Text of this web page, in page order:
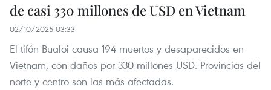
de casi 330 millones de USD en Vietnam
02/10/2025 03:33
El tifón Bualoi causa 194 muertos y desaparecidos en
Vietnam, con daños por 330 millones USD. Provincias del
norte y centro son las más afectadas.